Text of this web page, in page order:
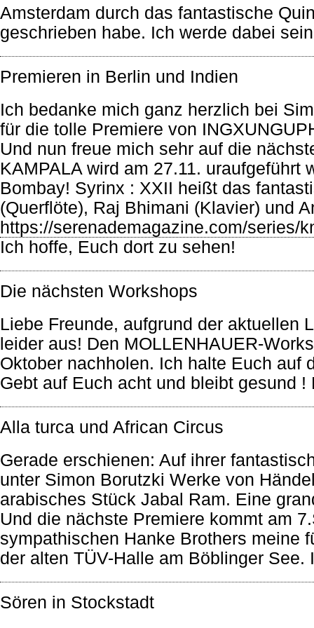
Amsterdam durch das fantastische
geschrieben habe. Ich werde dabei
Premieren in Berlin und Indien
Ich bedanke mich ganz herzlich bei
für die tolle Premiere von
Und nun freue mich sehr auf die
KAMPALA wird am 27.11. uraufgeführt
Bombay! Syrinx : XXII heißt das
(Querflöte), Raj Bhimani (Klavier) und
https://serenademagazine.com/series/
Ich hoffe, Euch dort zu sehen!
Die nächsten Workshops
Liebe Freunde, aufgrund der aktuellen
leider aus! Den MOLLENHAUER-
Oktober nachholen. Ich halte Euch auf
Gebt auf Euch acht und bleibt gesund !
Alla turca und African Circus
Gerade erschienen: Auf ihrer
unter Simon Borutzki Werke von
arabisches Stück Jabal Ram. Eine
Und die nächste Premiere kommt am
sympathischen Hanke Brothers meine
der alten TÜV-Halle am Böblinger See.
Sören in Stockstadt